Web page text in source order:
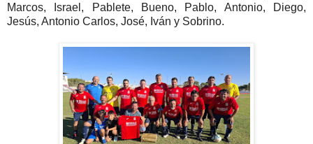
Marcos, Israel, Pablete, Bueno, Pablo, Antonio, Diego,
Jesús, Antonio Carlos, José, Iván y Sobrino.